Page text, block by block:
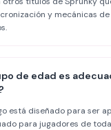
y mecánicas
de edad es
está diseñado para ser
para jugadores de